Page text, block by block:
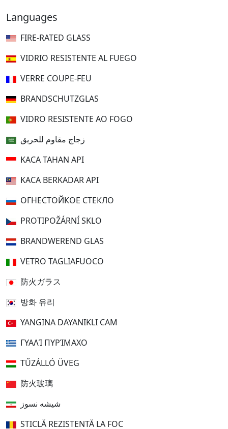
Languages
FIRE-RATED GLASS
VIDRIO RESISTENTE AL FUEGO
VERRE COUPE-FEU
BRANDSCHUTZGLAS
VIDRO RESISTENTE AO FOGO
زجاج مقاوم للحريق
KACA TAHAN API
KACA BERKADAR API
ОГНЕСТОЙКОЕ СТЕКЛО
PROTIPOŽÁRNÍ SKLO
BRANDWEREND GLAS
VETRO TAGLIAFUOCO
防火ガラス
방화 유리
YANGINA DAYANIKLI CAM
ΓΥΑΛΊ ΠΥΡΊΜΑΧΟ
TŰZÁLLÓ ÜVEG
防火玻璃
شیشه نسوز
STICLĂ REZISTENTĂ LA FOC